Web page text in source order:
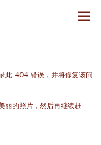
切换
此 404 错误，并将修复该问
丽的照片，然后再继续赶